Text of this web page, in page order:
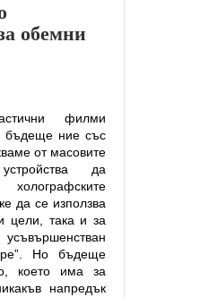
обемни
филми
бъдеще ние със
от масовите
да
да се използва
цели, така и за
Но бъдеще
което има за
напредък